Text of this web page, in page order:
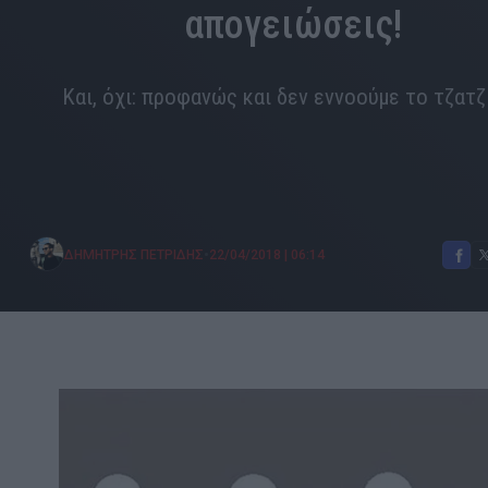
απογειώσεις!
Και, όχι: προφανώς και δεν εννοούμε το
ΔΗΜΗΤΡΗΣ ΠΕΤΡΙΔΗΣ 22/04/2018 | 06:14